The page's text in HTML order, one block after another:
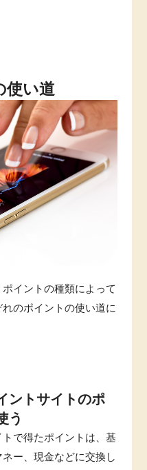
使い道
イントの種類によって
のポイントの使い道に
ントサイトのポ
う
で得たポイントは、基
ー、現金などに交換し